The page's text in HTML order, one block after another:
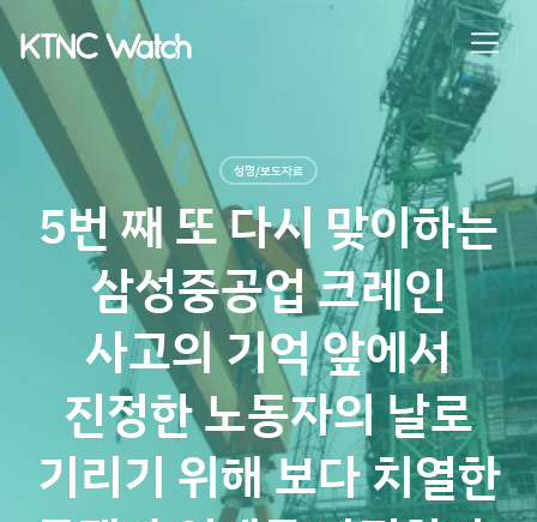
성명/보도자료
5번 째 또 다시 맞이하는
삼성중공업 크레인
사고의 기억 앞에서
진정한 노동자의 날로
기리기 위해 보다 치열한